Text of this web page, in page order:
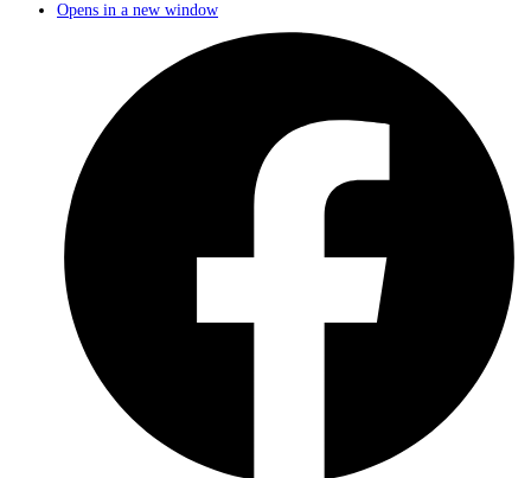
Opens in a new window